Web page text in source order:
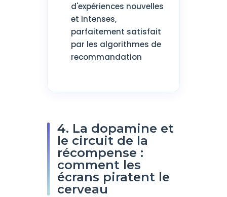
d'expériences nouvelles
et intenses,
parfaitement satisfait
par les algorithmes de
recommandation
4. La dopamine et
le circuit de la
récompense :
comment les
écrans piratent le
cerveau